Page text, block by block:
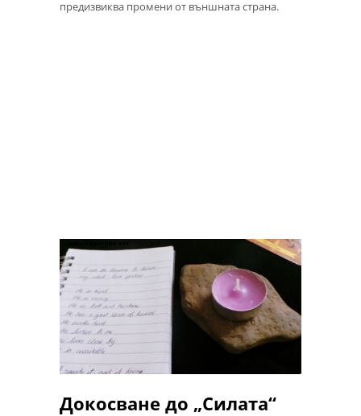
предизвиква промени от външната страна.
Докосване до „Силата“